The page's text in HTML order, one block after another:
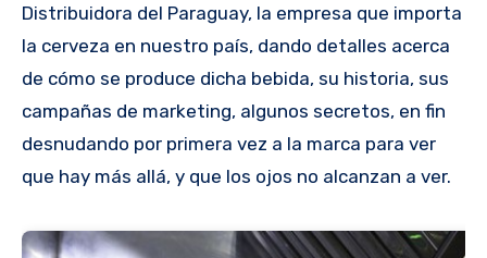
Distribuidora del Paraguay, la empresa que importa
la cerveza en nuestro país, dando detalles acerca
de cómo se produce dicha bebida, su historia, sus
campañas de marketing, algunos secretos, en fin
desnudando por primera vez a la marca para ver
que hay más allá, y que los ojos no alcanzan a ver.